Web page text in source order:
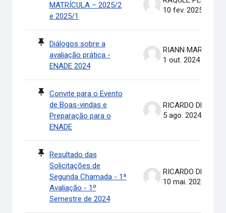
MATRÍCULA – 2025/2
e 2025/1
10 fev. 2025
Diálogos sobre a
avaliação prática -
ENADE 2024
1 out. 2024
Convite para o Evento
de Boas-vindas e
Preparação para o
ENADE
5 ago. 2024
Resultado das
Solicitações de
Segunda Chamada - 1ª
Avaliação - 1º
Semestre de 2024
10 mai. 2024